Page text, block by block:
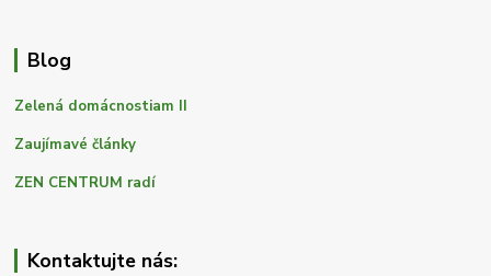
Blog
Zelená domácnostiam II
Zaujímavé články
ZEN CENTRUM radí
Kontaktujte nás: